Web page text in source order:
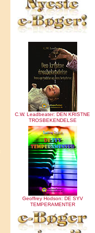
C.W. Leadbeater: DEN KRISTNE
TROSBEKENDELSE
Geoffrey Hodson: DE SYV
TEMPERAMENTER